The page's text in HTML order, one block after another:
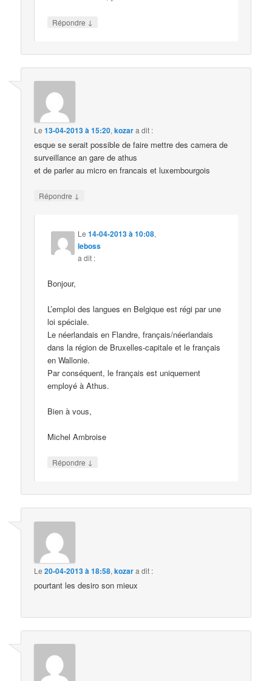
Répondre ↓
Le13-04-2013 à 15:20,kozara dit :
esque se serait possible de faire mettre des camera de
surveillance an gare de athus
et de parler au micro en francais et luxembourgois
Répondre ↓
Le14-04-2013 à 10:08,
leboss
a dit :
Bonjour,
L’emploi des langues en Belgique est régi par une
loi spéciale.
Le néerlandais en Flandre, français/néerlandais
dans la région de Bruxelles-capitale et le français
en Wallonie.
Par conséquent, le français est uniquement
employé à Athus.
Bien à vous,
Michel Ambroise
Répondre ↓
Le20-04-2013 à 18:58,kozara dit :
pourtant les desiro son mieux